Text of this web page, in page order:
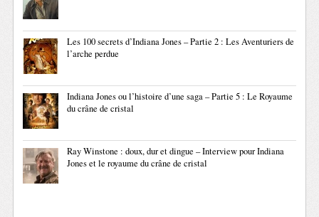
Les 100 secrets d’Indiana Jones – Partie 2 : Les Aventuriers de
l’arche perdue
Indiana Jones ou l’histoire d’une saga – Partie 5 : Le Royaume
du crâne de cristal
Ray Winstone : doux, dur et dingue – Interview pour Indiana
Jones et le royaume du crâne de cristal